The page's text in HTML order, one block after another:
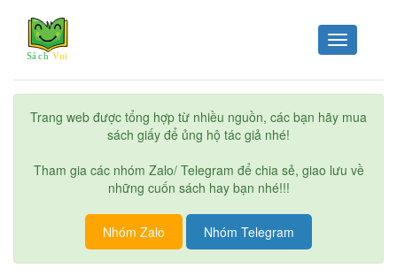
Toggle
navigation
Trang web được tổng hợp từ nhiều nguồn, các bạn hãy mua
sách giấy để ủng hộ tác giả nhé!
Tham gia các nhóm Zalo/ Telegram để chia sẻ, giao lưu về
những cuốn sách hay bạn nhé!!!
Nhóm Zalo Nhóm Telegram